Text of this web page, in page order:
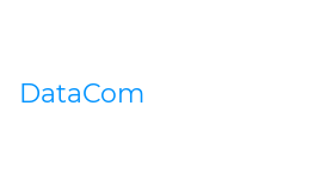
DataCom